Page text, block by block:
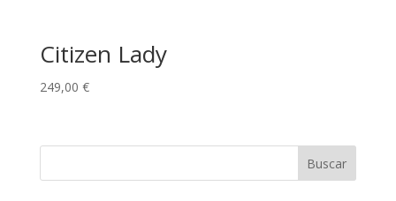
Citizen Lady
249,00 €
Buscar